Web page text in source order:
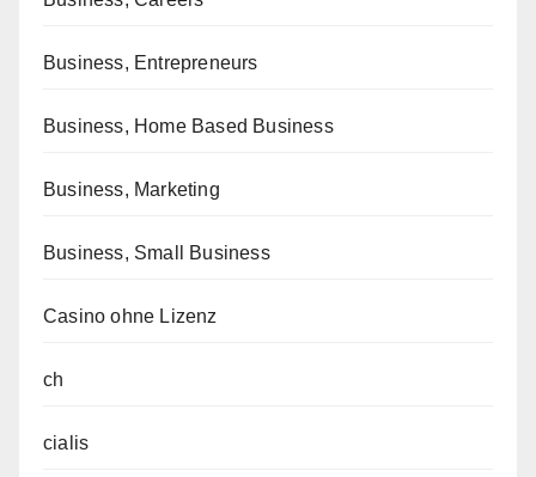
Business, Entrepreneurs
Business, Home Based Business
Business, Marketing
Business, Small Business
Casino ohne Lizenz
ch
cialis